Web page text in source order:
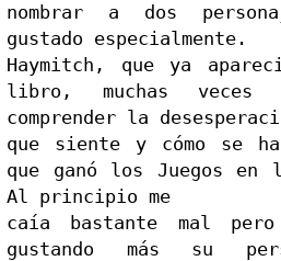
nombrar a dos
gustado especialmente.
Haymitch, que ya
libro, muchas
comprender la
que siente y cómo se ha
que ganó los Juegos
Al principio me
caía bastante mal
gustando más su